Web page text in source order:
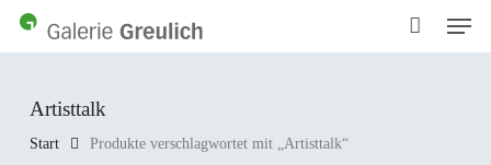
Skip
content
Menu
Artisttalk
Start Produkte verschlagwortet mit „Artisttalk“